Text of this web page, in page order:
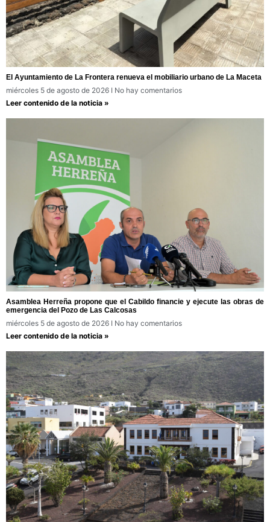
El Ayuntamiento de La Frontera renueva el mobiliario urbano de La Maceta
miércoles 5 de agosto de 2026
No hay comentarios
Leer contenido de la noticia »
Asamblea Herreña propone que el Cabildo financie y ejecute las obras de
emergencia del Pozo de Las Calcosas
miércoles 5 de agosto de 2026
No hay comentarios
Leer contenido de la noticia »